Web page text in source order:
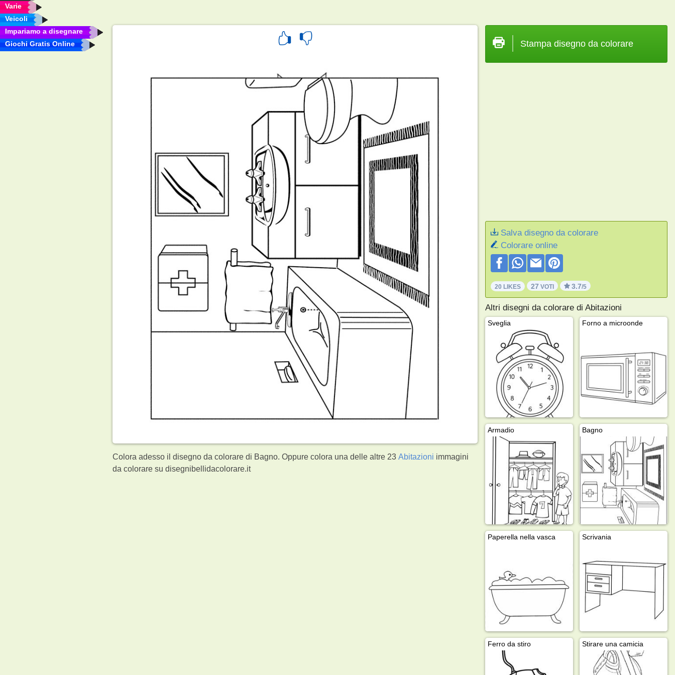
Varie
Veicoli
Impariamo a disegnare
Giochi Gratis Online
Colora adesso il disegno da colorare di Bagno. Oppure colora una delle altre 23Abitazioni immagini
da colorare su disegnibellidacolorare.it
Stampa disegno da colorare
Salva disegno da colorare
Colorare online
20 LIKES 27 VOTI 3.7/5
Altri disegni da colorare di Abitazioni
Sveglia Forno a microonde
Armadio Bagno
Paperella nella vasca Scrivania
Ferro da stiro Stirare una camicia